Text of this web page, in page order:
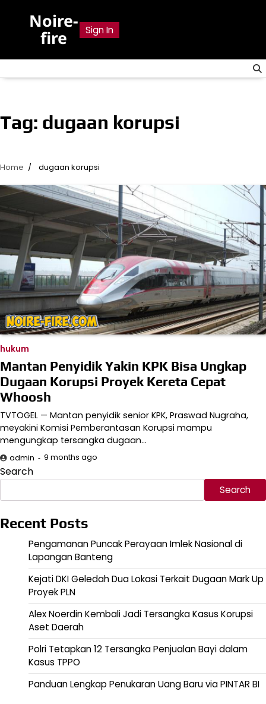
Noire-
fire
Sign In
Tag: dugaan korupsi
Home dugaan korupsi
hukum
Mantan Penyidik Yakin KPK Bisa Ungkap
Dugaan Korupsi Proyek Kereta Cepat
Whoosh
TVTOGEL — Mantan penyidik senior KPK, Praswad Nugraha,
meyakini Komisi Pemberantasan Korupsi mampu
mengungkap tersangka dugaan…
admin 9 months ago
Search
Search
Recent Posts
Pengamanan Puncak Perayaan Imlek Nasional di
Lapangan Banteng
Kejati DKI Geledah Dua Lokasi Terkait Dugaan Mark Up
Proyek PLN
Alex Noerdin Kembali Jadi Tersangka Kasus Korupsi
Aset Daerah
Polri Tetapkan 12 Tersangka Penjualan Bayi dalam
Kasus TPPO
Panduan Lengkap Penukaran Uang Baru via PINTAR BI